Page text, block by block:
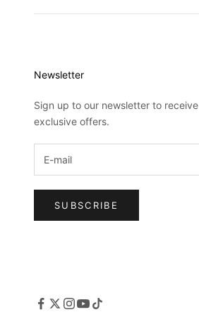
Newsletter
Sign up to our newsletter to receive
exclusive offers.
SUBSCRIBE